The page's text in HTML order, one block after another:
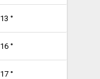
13 °
16 °
17 °